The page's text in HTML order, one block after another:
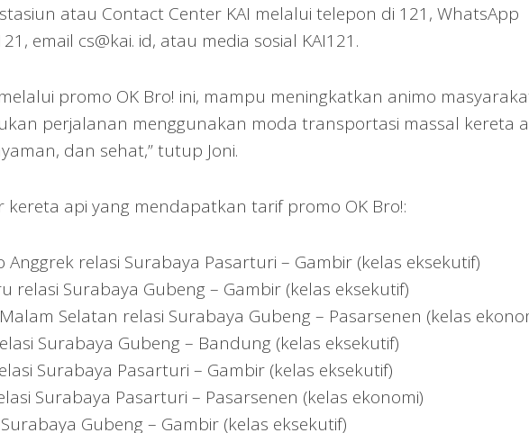
stasiun atau Contact Center KAI melalui telepon di 121, WhatsApp
email cs@kai. id, atau media sosial KAI121.
promo OK Bro! ini, mampu meningkatkan animo
perjalanan menggunakan moda transportasi massal kereta
dan sehat,” tutup Joni.
kereta api yang mendapatkan tarif promo OK Bro!:
Anggrek relasi Surabaya Pasarturi – Gambir (kelas eksekutif)
relasi Surabaya Gubeng – Gambir (kelas eksekutif)
Selatan relasi Surabaya Gubeng – Pasarsenen (kelas
Surabaya Gubeng – Bandung (kelas eksekutif)
Surabaya Pasarturi – Gambir (kelas eksekutif)
Surabaya Pasarturi – Pasarsenen (kelas ekonomi)
Gubeng – Gambir (kelas eksekutif)